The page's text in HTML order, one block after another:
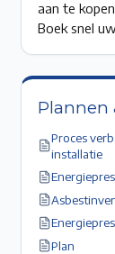
aan te
Boek snel
Plannen
Proces
installatie
Plan